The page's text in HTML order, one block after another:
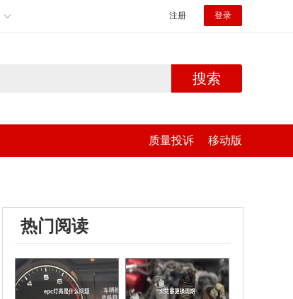
注册 登录
搜索
质量投诉 移动版
热门阅读